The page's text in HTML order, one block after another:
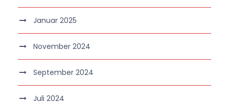
Januar 2025
November 2024
September 2024
Juli 2024